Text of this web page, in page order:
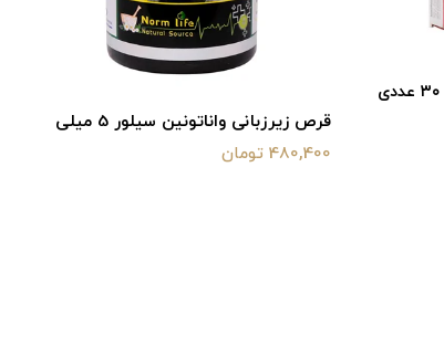
قرص زیرزبانی واناتونین سیلور 5 میلی
480,400 تومان